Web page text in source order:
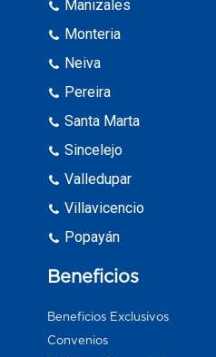
Manizales
Monteria
Neiva
Pereira
Santa Marta
Sincelejo
Valledupar
Villavicencio
Popayán
Beneficios
Beneficios Exclusivos
Convenios